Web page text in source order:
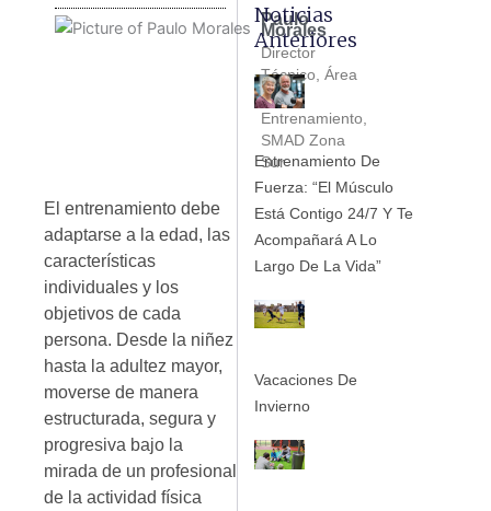
Paulo
Morales
Director
Técnico, Área
de
Entrenamiento,
SMAD Zona
Sur
El entrenamiento debe
adaptarse a la edad, las
características
individuales y los
objetivos de cada
persona. Desde la niñez
hasta la adultez mayor,
moverse de manera
estructurada, segura y
progresiva bajo la
mirada de un profesional
de la actividad física
Noticias
Anteriores
Entrenamiento De
Fuerza: “El Músculo
Está Contigo 24/7 Y Te
Acompañará A Lo
Largo De La Vida”
Vacaciones De
Invierno